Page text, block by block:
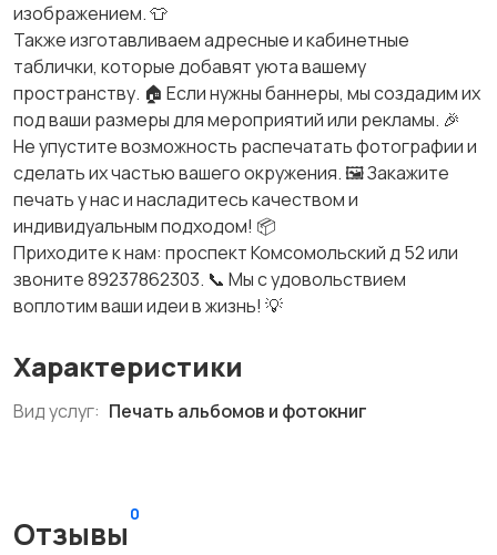
изображением. 👕
Также изготавливаем адресные и кабинетные
таблички, которые добавят уюта вашему
пространству. 🏠 Если нужны баннеры, мы создадим их
под ваши размеры для мероприятий или рекламы. 🎉
Не упустите возможность распечатать фотографии и
сделать их частью вашего окружения. 🖼️ Закажите
печать у нас и насладитесь качеством и
индивидуальным подходом! 📦
Приходите к нам: проспект Комсомольский д 52 или
звоните 89237862303. 📞 Мы с удовольствием
воплотим ваши идеи в жизнь! 💡
Характеристики
Вид услуг: Печать альбомов и фотокниг
Отзывы
0